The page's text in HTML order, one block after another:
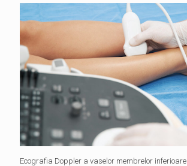
Ecografia Doppler a vaselor membrelor inferioare